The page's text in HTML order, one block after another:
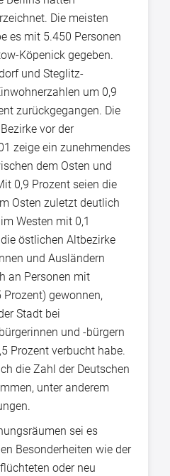
Die meisten
es mit 5.450 Personen
Köpenick gegeben.
und Steglitz-
um 0,9
zurückgegangen. Die
vor der
zeige ein zunehmendes
dem Osten und
0,9 Prozent seien die
Osten zuletzt deutlich
Westen mit 0,1
östlichen Altbezirke
und Ausländern
an Personen mit
gewonnen,
Stadt bei
und -bürgern
Prozent verbucht habe.
die Zahl der Deutschen
unter anderem
sei es
Besonderheiten wie der
oder neu